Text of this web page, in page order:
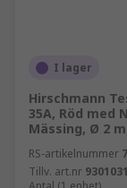
I lager
Hirschmann
35A, Röd med
Mässing, Ø 2
RS-artikelnummer
Tillv. art.nr